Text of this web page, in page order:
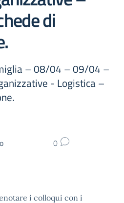
di
– 08/04 – 09/04 –
- Logistica –
0
i colloqui con i